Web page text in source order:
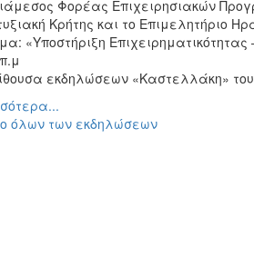
Φορέας Επιχειρησιακών
Κρήτης και το Επιμελητήριο
«Υποστήριξη
εκδηλώσεων «Καστελλάκη»
όλων των εκδηλώσεων